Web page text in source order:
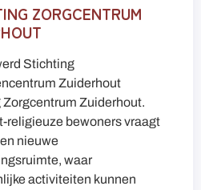
ZORGCENTRUM
Stichting
Zuiderhout
Zuiderhout.
religieuze bewoners vraagt
nieuwe
waar
activiteiten kunnen